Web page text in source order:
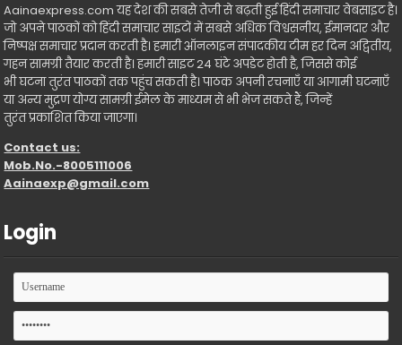
Aainaexpress.com यह देश की सबसे तेजी से बढ़ती हुई हिंदी समाचार वेबसाइट है।
जो अपने पाठकों को हिंदी समाचार साइटों में सबसे अधिक विश्वसनीय, ईमानदार और
निष्पक्ष समाचार प्रदान करती है। हमारी ऑनलाइन संपादकीय टीम हर दिन अद्वितीय,
गहन सामग्री तैयार करती है। हमारी साइट 24 घंटे अपडेट होती है, जिससे कोई
भी घटना तुरंत पाठकों तक पहुंच सकती है। पाठक अपनी रचनाएँ या आगामी घटनाएँ
या अन्य मुद्रण योग्य सामग्री ईमेल के माध्यम से भी भेज सकते हैं, जिन्हें
तुरंत प्रकाशित किया जाएगा।
Contact us:
Mob.No.-8005111006
Aainaexp@gmail.com
Login